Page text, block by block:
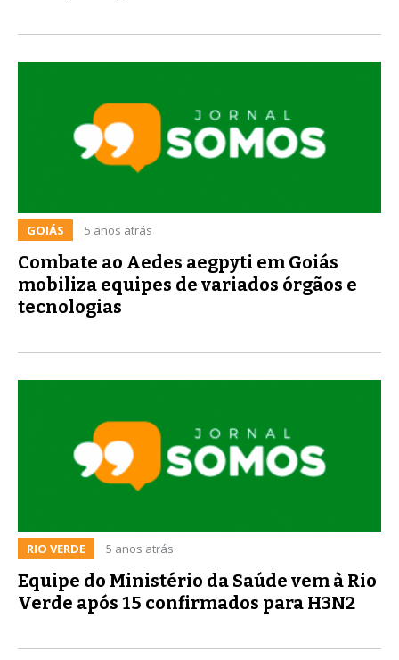
GOIÁS 5 anos atrás
Combate ao Aedes aegpyti em Goiás
mobiliza equipes de variados órgãos e
tecnologias
RIO VERDE 5 anos atrás
Equipe do Ministério da Saúde vem à Rio
Verde após 15 confirmados para H3N2